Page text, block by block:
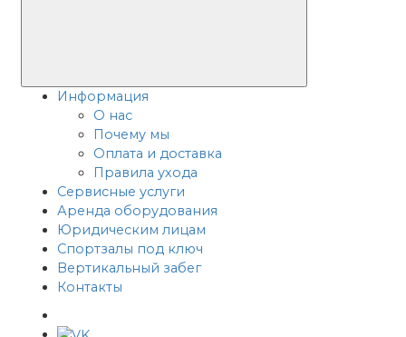
Информация
О нас
Почему мы
Оплата и доставка
Правила ухода
Сервисные услуги
Аренда оборудования
Юридическим лицам
Спортзалы под ключ
Вертикальный забег
Контакты